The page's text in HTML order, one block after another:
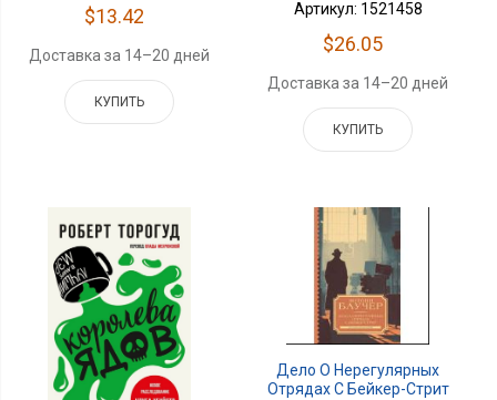
$13.42
Доставка за 14–20 дней
КУПИТЬ
Артикул: 1521458
$26.05
Доставка за 14–20 дней
КУПИТЬ
Дело О Нерегулярных
Отрядах С Бейкер-Стрит